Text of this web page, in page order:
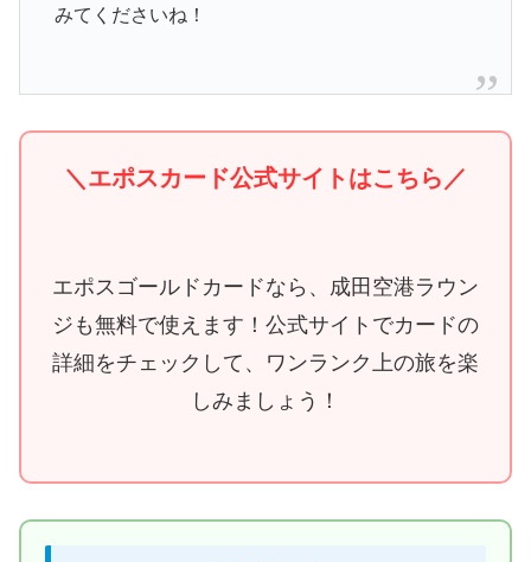
みてくださいね！
＼エポスカード公式サイトはこちら／
エポスゴールドカードなら、成田空港ラウン
ジも無料で使えます！公式サイトでカードの
詳細をチェックして、ワンランク上の旅を楽
しみましょう！